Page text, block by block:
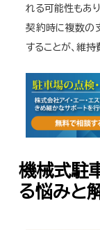
れる可能性もあり
契約時に複数の
することが、維
機械式駐
る悩みと